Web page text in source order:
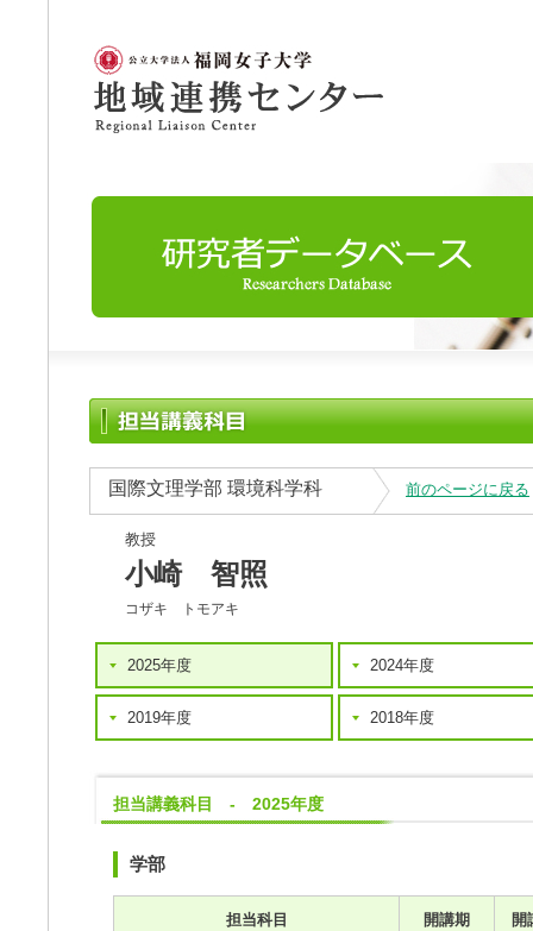
国際文理学部 環境科学科 前のページに戻る
教授
小崎 智照
コザキ トモアキ
2025年度 2024年度
2019年度 2018年度
担当講義科目 - 2025年度
学部
担当科目 開講期 開